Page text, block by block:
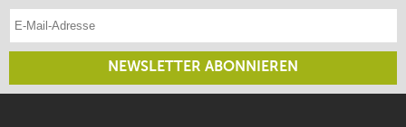
E-Mail-Adresse eintragen
NEWSLETTER ABONNIEREN